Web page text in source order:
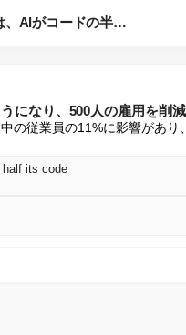
Freshworksは、AIがコードの半分以上を記述するよう...
なり、500人の雇用を削減
の従業員の11%に影響があり
half its code